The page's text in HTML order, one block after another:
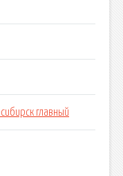
главный